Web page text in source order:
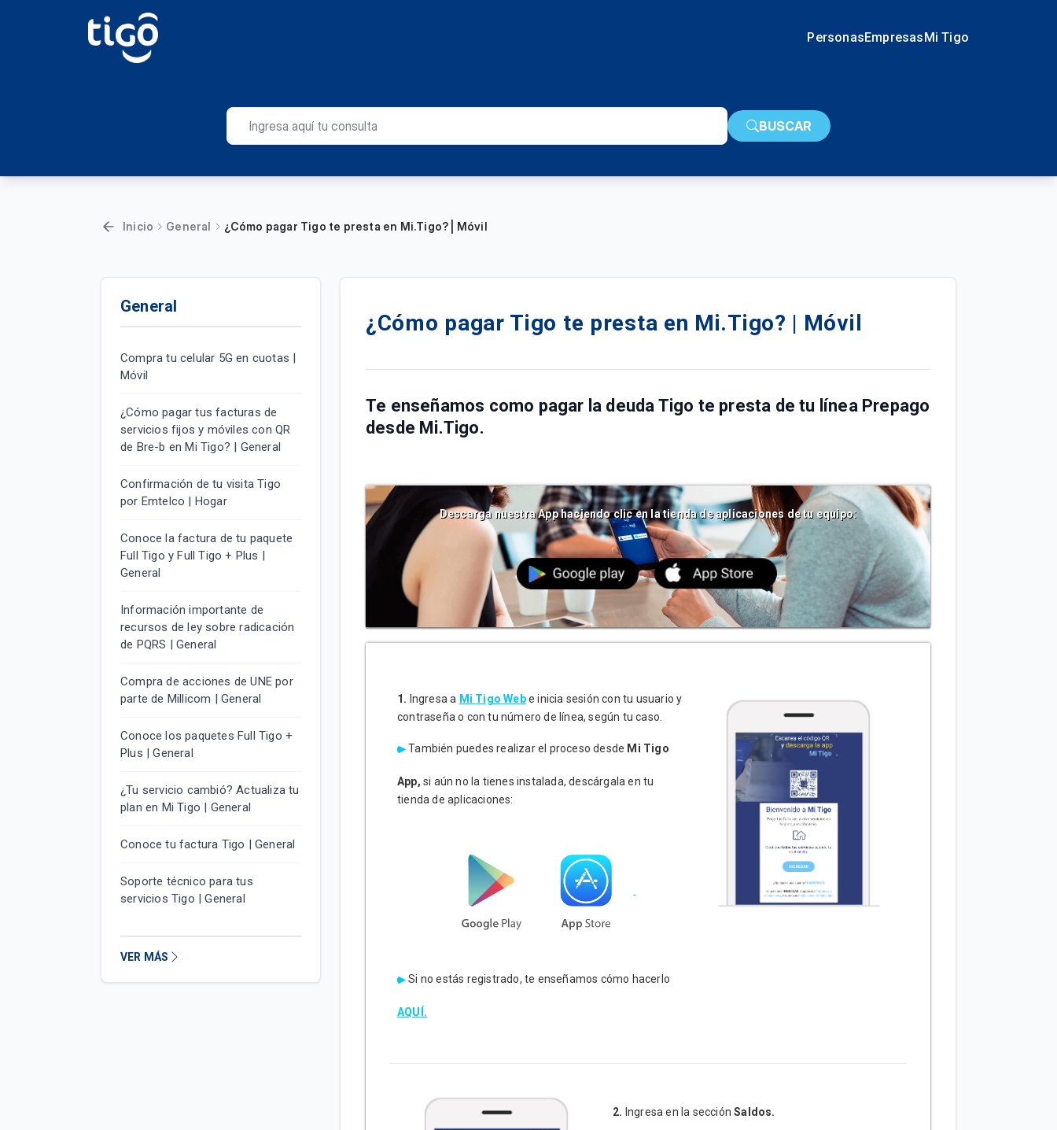
PersonasEmpresasMi Tigo
BUSCAR
Inicio General ¿Cómo pagar Tigo te presta en Mi.Tigo? | Móvil
General
Compra tu celular 5G en cuotas |
Móvil
¿Cómo pagar tus facturas de
servicios fijos y móviles con QR
de Bre-b en Mi Tigo? | General
Confirmación de tu visita Tigo
por Emtelco | Hogar
Conoce la factura de tu paquete
Full Tigo y Full Tigo + Plus |
General
Información importante de
recursos de ley sobre radicación
de PQRS | General
Compra de acciones de UNE por
parte de Millicom | General
Conoce los paquetes Full Tigo +
Plus | General
¿Tu servicio cambió? Actualiza tu
plan en Mi Tigo | General
Conoce tu factura Tigo | General
Soporte técnico para tus
servicios Tigo | General
VER MÁS
¿Cómo pagar Tigo te presta en Mi.Tigo? | Móvil
Te enseñamos como pagar la deuda Tigo te presta de tu línea Prepago
desde Mi.Tigo.
Descarga nuestra App haciendo clic en la tienda de aplicaciones de tu equipo:
1. Ingresa a Mi Tigo Webe inicia sesión con tu usuario y
contraseña o con tu número de línea, según tu caso.
También puedes realizar el proceso desde Mi Tigo
App, si aún no la tienes instalada, descárgala en tu
tienda de aplicaciones:
Si no estás registrado, te enseñamos cómo hacerlo
AQUÍ.
2. Ingresa en la secciónSaldos.